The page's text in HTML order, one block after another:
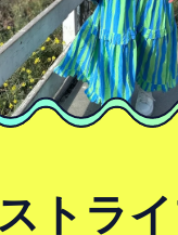
トラ